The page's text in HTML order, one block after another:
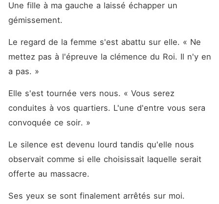
Une fille à ma gauche a laissé échapper un
gémissement.
Le regard de la femme s'est abattu sur elle. « Ne
mettez pas à l'épreuve la clémence du Roi. Il n'y en
a pas. »
Elle s'est tournée vers nous. « Vous serez
conduites à vos quartiers. L'une d'entre vous sera
convoquée ce soir. »
Le silence est devenu lourd tandis qu'elle nous
observait comme si elle choisissait laquelle serait
offerte au massacre.
Ses yeux se sont finalement arrêtés sur moi.